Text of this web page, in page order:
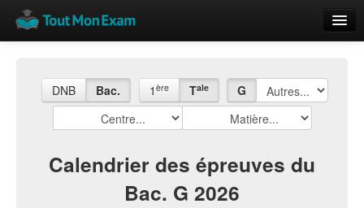
Vue globale
Rajouter
DNB Bac. 1 ère Tale G
Calendrier des épreuves du
Bac. G 2026